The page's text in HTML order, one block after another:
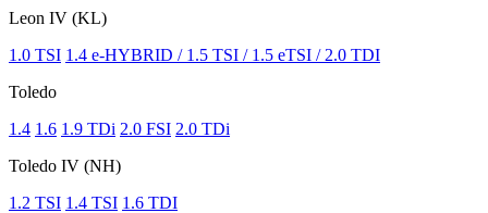
Leon IV (KL)
1.0 TSI 1.4 e-HYBRID / 1.5 TSI / 1.5 eTSI / 2.0 TDI
Toledo
1.4 1.6 1.9 TDi 2.0 FSI 2.0 TDi
Toledo IV (NH)
1.2 TSI 1.4 TSI 1.6 TDI